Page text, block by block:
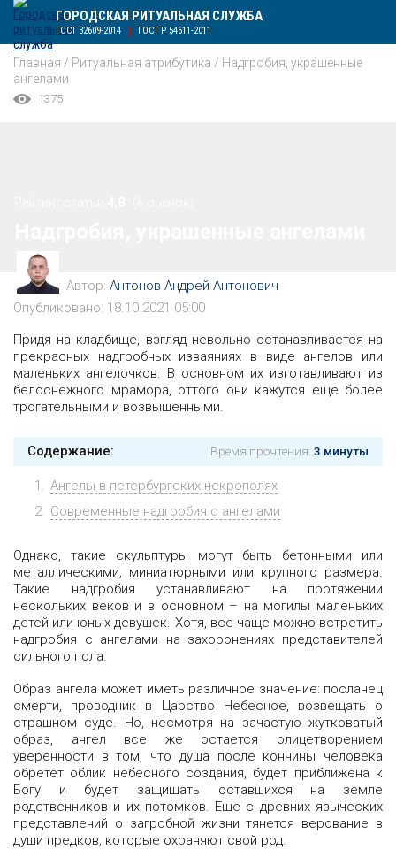
ГОРОДСКАЯ РИТУАЛЬНАЯ СЛУЖБА
ГОСТ 32609-2014 ГОСТ Р 54611-2011
Главная / Ритуальная атрибутика / Надгробия, украшенные
ангелами
1375
Автор: Антонов Андрей Антонович
Опубликовано: 18.10.2021 05:00
Придя на кладбище, взгляд невольно останавливается на
прекрасных надгробных изваяниях в виде ангелов или
маленьких ангелочков. В основном их изготавливают из
белоснежного мрамора, оттого они кажутся еще более
трогательными и возвышенными.
Содержание: Время прочтения: 3 минуты
Ангелы в петербургских некрополях
Современные надгробия с ангелами
Однако, такие скульптуры могут быть бетонными или
металлическими, миниатюрными или крупного размера.
Такие надгробия устанавливают на протяжении
нескольких веков и в основном – на могилы маленьких
детей или юных девушек. Хотя, все чаще можно встретить
надгробия с ангелами на захоронениях представителей
сильного пола.
Образ ангела может иметь различное значение: посланец
смерти, проводник в Царство Небесное, возвещать о
страшном суде. Но, несмотря на зачастую жутковатый
образ, ангел все же остается олицетворением
уверенности в том, что душа после кончины человека
обретет облик небесного создания, будет приближена к
Богу и будет защищать оставшихся на земле
родственников и их потомков. Еще с древних языческих
представлений о загробной жизни тянется верование в
души предков, которые охраняют свой род.